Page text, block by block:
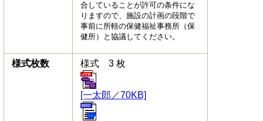
合していることが許可の条件にな
りますので、施設の計画の段階で
事前に所轄の保健福祉事務所（保
健所）と協議してください。
様式枚数 様式 3 枚
[一太郎／70KB]